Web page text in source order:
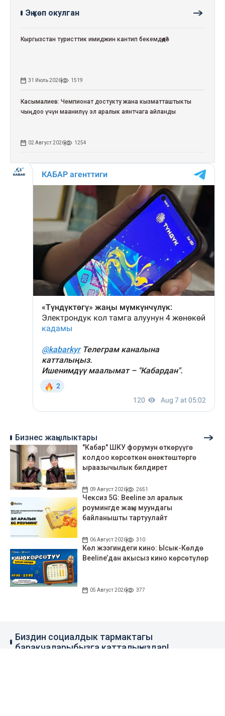
Эң көп окулган
Кыргызстан туристтик имиджин кантип бекемдөөдө?
31 Июль 2026 1519
Касымалиев: Чемпионат достукту жана кызматташтыкты
чыңдоо үчүн маанилүү эл аралык аянтчага айланды
02 Август 2026 1254
Бизнес жаңылыктары
"Кабар" ШКУ форумун өткөрүүгө
колдоо көрсөткөн өнөктөштөргө
ыраазычылык билдирет
09 Август 2026 2651
Чексиз 5G: Beeline эл аралык
роумингде жаңы муундагы
байланышты тартуулайт
06 Август 2026 310
Көл жээгиндеги кино: Ысык-Көлдө
Beeline’дан акысыз кино көрсөтүлөр
05 Август 2026 377
Биздин социалдык тармактагы
баракчаларыбызга катталыңыздар!